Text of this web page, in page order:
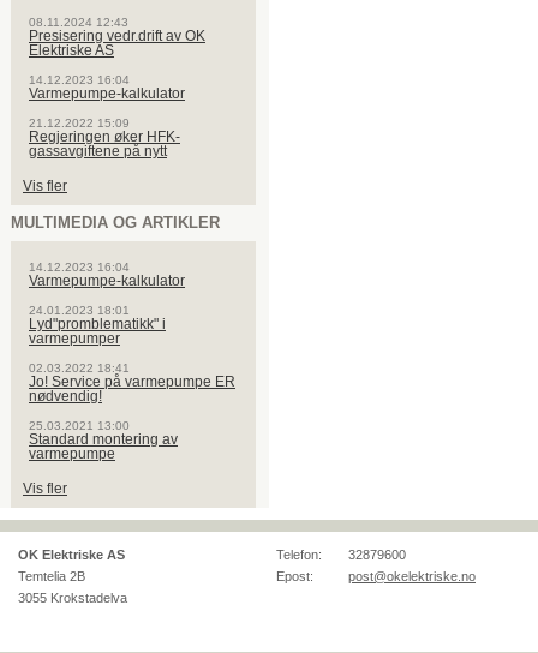
08.11.2024 12:43
Presisering vedr.drift av OK
Elektriske AS
14.12.2023 16:04
Varmepumpe-kalkulator
21.12.2022 15:09
Regjeringen øker HFK-
gassavgiftene på nytt
Vis fler
MULTIMEDIA OG ARTIKLER
14.12.2023 16:04
Varmepumpe-kalkulator
24.01.2023 18:01
Lyd"promblematikk" i
varmepumper
02.03.2022 18:41
Jo! Service på varmepumpe ER
nødvendig!
25.03.2021 13:00
Standard montering av
varmepumpe
Vis fler
OK Elektriske AS
Temtelia 2B
3055 Krokstadelva
Telefon:
32879600
Epost:
post@okelektriske.no